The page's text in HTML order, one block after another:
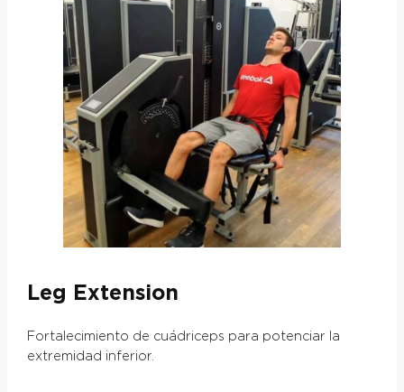
Leg Extension
Fortalecimiento de cuádriceps para potenciar la
extremidad inferior.